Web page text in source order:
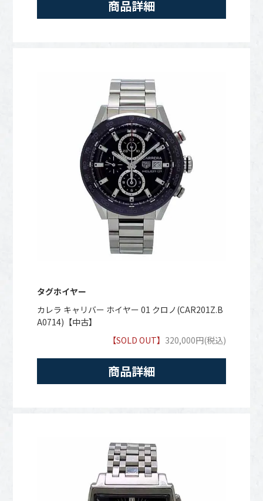
商品詳細
タグホイヤー
カレラ キャリバー ホイヤー 01 クロノ(CAR201Z.B
A0714)【中古】
【SOLD OUT】 320,000円(税込)
商品詳細